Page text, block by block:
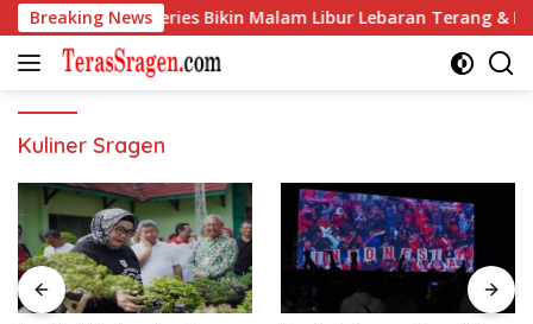
Langsung
ke
konten
Breaking News
Galaxy S26 Series Bikin Malam Libur Lebaran Terang & Epik
Kuliner Sragen